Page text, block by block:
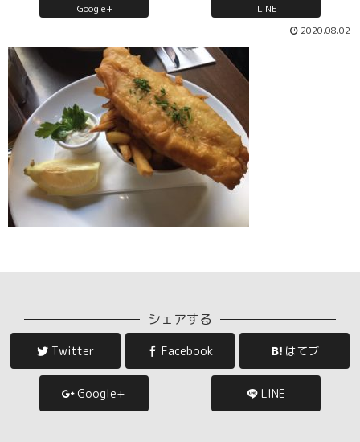
Google+ LINE
2020.08.02
シェアする
Twitter Facebook はてブ
Google+ LINE